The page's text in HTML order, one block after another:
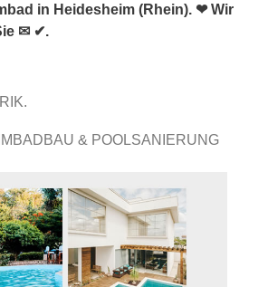
in Heidesheim (Rhein). ❤ Wir
✉ ✔.
& POOLSANIERUNG